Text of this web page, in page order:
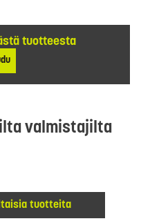
tuotteesta
valmistajilta
tuotteita